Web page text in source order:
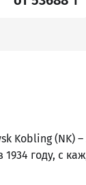
Kobling
году, с